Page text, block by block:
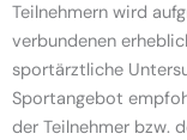
Teilnehmern wird
verbundenen
sportärztliche
Sportangebot
der Teilnehmer bzw.